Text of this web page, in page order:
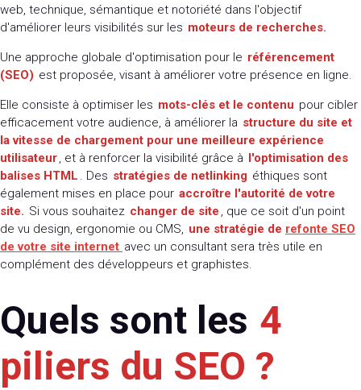
web, technique, sémantique et notoriété dans l'objectif
d'améliorer leurs visibilités sur les moteurs de recherches.
Une approche globale d'optimisation pour le référencement
(SEO) est proposée, visant à améliorer votre présence en ligne.
Elle consiste à optimiser les mots-clés et le contenu pour cibler
efficacement votre audience, à améliorer la structure du site et
la vitesse de chargement pour une meilleure expérience
utilisateur, et à renforcer la visibilité grâce à l'optimisation des
balises HTML . Des stratégies de netlinking éthiques sont
également mises en place pour accroître l'autorité de votre
site. Si vous souhaitez changer de site , que ce soit d'un point
de vu design, ergonomie ou CMS, une stratégie de refonte SEO
de votre site internet avec un consultant sera très utile en
complément des développeurs et graphistes.
Quels sont les 4
piliers du SEO ?